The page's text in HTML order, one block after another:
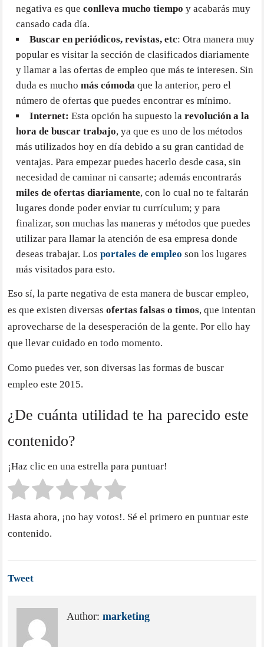
negativa es queconlleva mucho tiempo y acabarás muy
cansado cada día.
Buscar en periódicos, revistas, etc: Otra manera muy
popular es visitar la sección de clasificados diariamente
y llamar a las ofertas de empleo que más te interesen. Sin
duda es muchomás cómoda que la anterior, pero el
número de ofertas que puedes encontrar es mínimo.
Internet: Esta opción ha supuesto larevolución a la
hora de buscar trabajo, ya que es uno de los métodos
más utilizados hoy en día debido a su gran cantidad de
ventajas. Para empezar puedes hacerlo desde casa, sin
necesidad de caminar ni cansarte; además encontrarás
miles de ofertas diariamente, con lo cual no te faltarán
lugares donde poder enviar tu currículum; y para
finalizar, son muchas las maneras y métodos que puedes
utilizar para llamar la atención de esa empresa donde
deseas trabajar. Losportales de empleo son los lugares
más visitados para esto.
Eso sí, la parte negativa de esta manera de buscar empleo,
es que existen diversasofertas falsas o timos, que intentan
aprovecharse de la desesperación de la gente. Por ello hay
que llevar cuidado en todo momento.
Como puedes ver, son diversas las formas de buscar
empleo este 2015.
¿De cuánta utilidad te ha parecido este
contenido?
¡Haz clic en una estrella para puntuar!
Hasta ahora, ¡no hay votos!. Sé el primero en puntuar este
contenido.
Tweet
Author:marketing